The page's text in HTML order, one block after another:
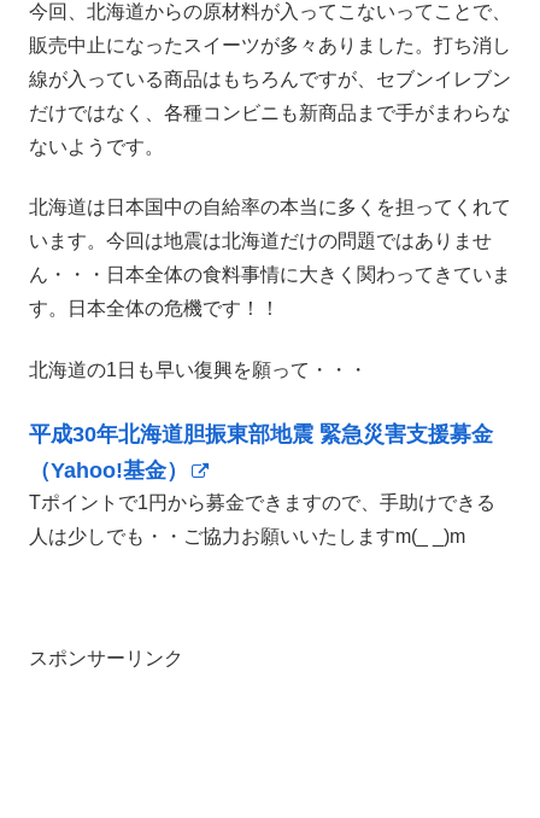
今回、北海道からの原材料が入ってこないってことで、
販売中止になったスイーツが多々ありました。打ち消し
線が入っている商品はもちろんですが、セブンイレブン
だけではなく、各種コンビニも新商品まで手がまわらな
ないようです。
北海道は日本国中の自給率の本当に多くを担ってくれて
います。今回は地震は北海道だけの問題ではありませ
ん・・・日本全体の食料事情に大きく関わってきていま
す。日本全体の危機です！！
北海道の1日も早い復興を願って・・・
平成30年北海道胆振東部地震 緊急災害支援募金
（Yahoo!基金）
Tポイントで1円から募金できますので、手助けできる
人は少しでも・・ご協力お願いいたしますm(_ _)m
スポンサーリンク